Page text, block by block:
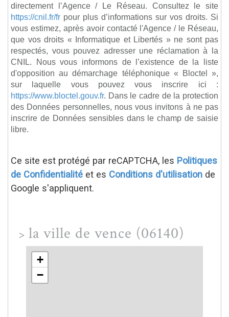
directement l’Agence / Le Réseau. Consultez le site
https://cnil.fr/fr pour plus d’informations sur vos droits. Si
vous estimez, après avoir contacté l'Agence / le Réseau,
que vos droits « Informatique et Libertés » ne sont pas
respectés, vous pouvez adresser une réclamation à la
CNIL. Nous vous informons de l’existence de la liste
d'opposition au démarchage téléphonique « Bloctel »,
sur laquelle vous pouvez vous inscrire ici :
https://www.bloctel.gouv.fr. Dans le cadre de la protection
des Données personnelles, nous vous invitons à ne pas
inscrire de Données sensibles dans le champ de saisie
libre.
Ce site est protégé par reCAPTCHA, les Politiques
de Confidentialité et es Conditions d'utilisation de
Google s'appliquent.
> la ville de vence (06140)
+
−